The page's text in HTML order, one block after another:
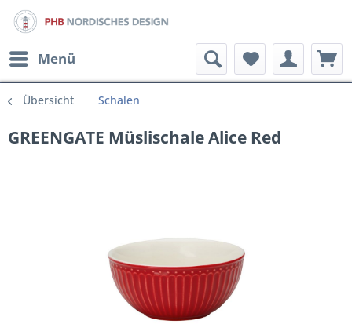
Menü
Übersicht Schalen
GREENGATE Müslischale Alice Red